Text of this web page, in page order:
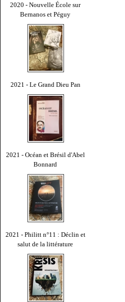
2020 - Nouvelle École sur
Bernanos et Péguy
2021 - Le Grand Dieu Pan
2021 - Océan et Brésil d'Abel
Bonnard
2021 - Philitt n°11 : Déclin et
salut de la littérature